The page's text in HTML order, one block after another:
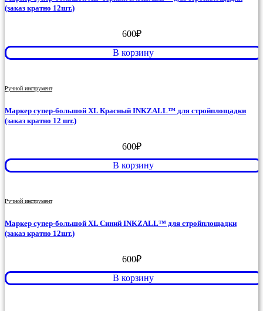
(заказ кратно 12шт.)
600₽
В корзину
Ручной инструмент
Маркер супер-большой XL Красный INKZALL™ для стройплощадки
(заказ кратно 12 шт.)
600₽
В корзину
Ручной инструмент
Маркер супер-большой XL Синий INKZALL™ для стройплощадки
(заказ кратно 12шт.)
600₽
В корзину